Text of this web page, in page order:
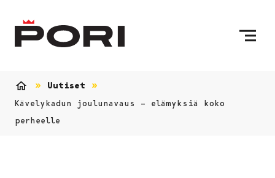
Uutiset
Kävelykadun joulunavaus – elämyksiä koko
perheelle